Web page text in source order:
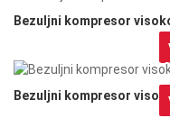
Bezuljni kompresor
Bezuljni kompresor
Bezuljni